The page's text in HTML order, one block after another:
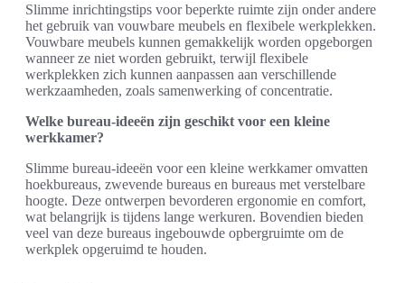
Slimme inrichtingstips voor beperkte ruimte zijn onder andere
het gebruik van vouwbare meubels en flexibele werkplekken.
Vouwbare meubels kunnen gemakkelijk worden opgeborgen
wanneer ze niet worden gebruikt, terwijl flexibele
werkplekken zich kunnen aanpassen aan verschillende
werkzaamheden, zoals samenwerking of concentratie.
Welke bureau-ideeën zijn geschikt voor een kleine
werkkamer?
Slimme bureau-ideeën voor een kleine werkkamer omvatten
hoekbureaus, zwevende bureaus en bureaus met verstelbare
hoogte. Deze ontwerpen bevorderen ergonomie en comfort,
wat belangrijk is tijdens lange werkuren. Bovendien bieden
veel van deze bureaus ingebouwde opbergruimte om de
werkplek opgeruimd te houden.